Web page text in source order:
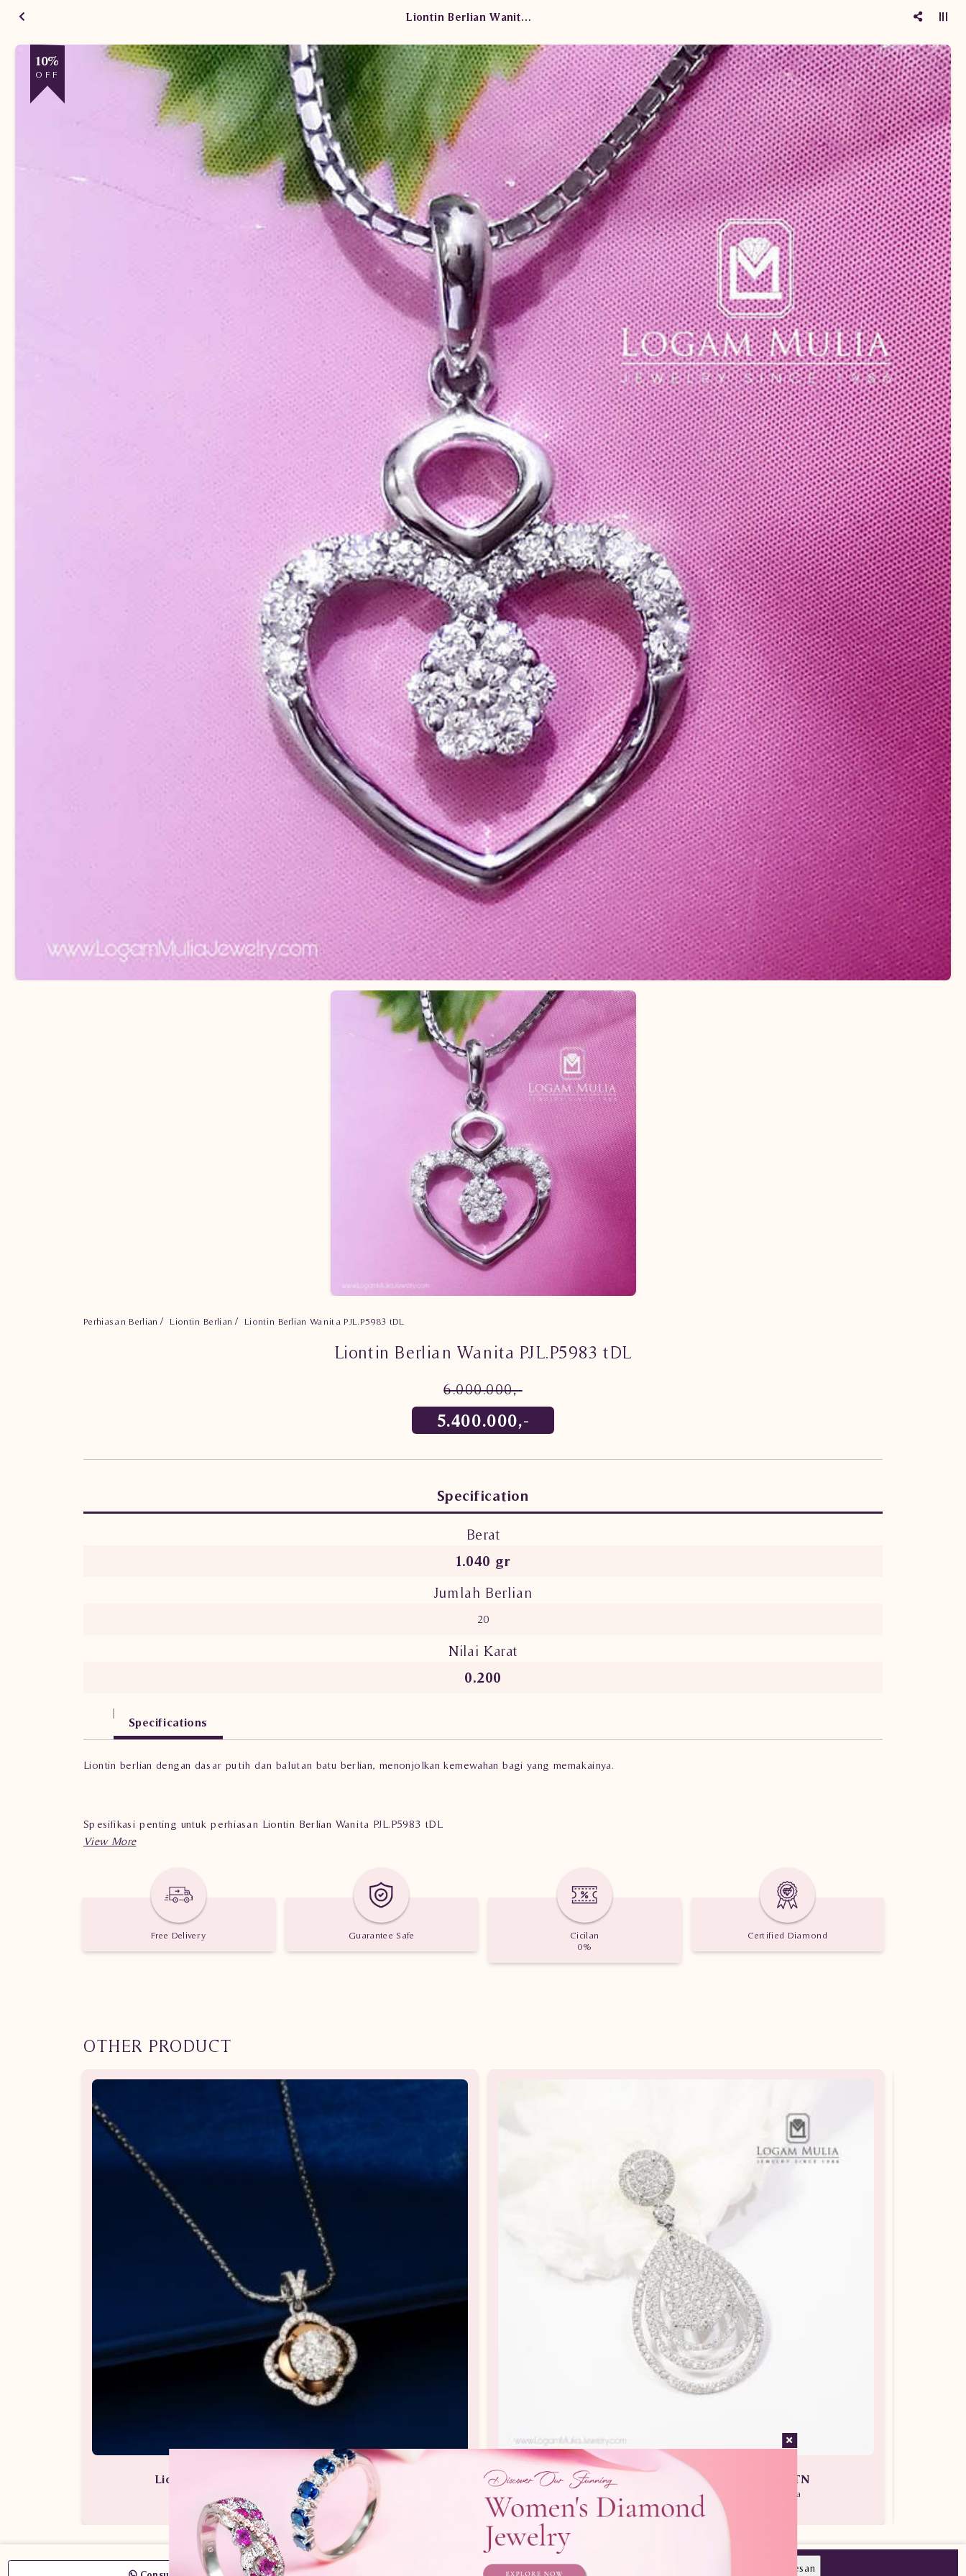
Liontin Berlian Wanita PJL.P5983 tDL
10%
OFF
Perhiasan Berlian Liontin Berlian Liontin Berlian Wanita PJL.P5983 tDL
Liontin Berlian Wanita PJL.P5983 tDL
6.000.000,-
5.400.000,-
Specification
Berat
1.040 gr
Jumlah Berlian
20
Nilai Karat
0.200
Specifications
Liontin berlian dengan dasar putih dan balutan batu berlian, menonjolkan kemewahan bagi yang memakainya.
Spesifikasi penting untuk perhiasan Liontin Berlian Wanita PJL.P5983 tDL
Nilai karat: 0.200 karat
Free Delivery Guarantee Safe
Cicilan
0%
Certified Diamond
OTHER PRODUCT
Liontin Berlian Wanita ARL.P102917.R1 sdSN
Perhiasan Berlian / Liontin Berlian Wanita
Liontin Berlian Wanita ARL.A28500.R1 tLTN
Liontin Berlian / Batu Berlian / Liontin Berlian Wanita